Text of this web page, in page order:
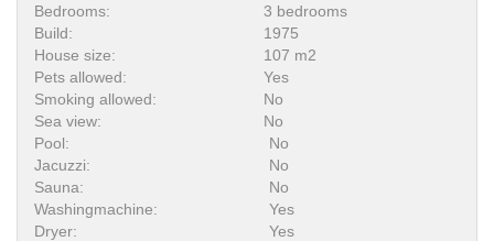
Bedrooms:
3 bedrooms
Build:
1975
House size:
107 m2
Pets allowed:
Yes
Smoking allowed:
No
Sea view:
No
Pool:
No
Jacuzzi:
No
Sauna:
No
Washingmachine:
Yes
Dryer:
Yes